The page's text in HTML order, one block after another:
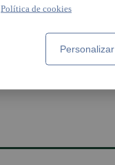
Política de cookies
Personalizar